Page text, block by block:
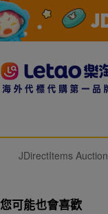
JDirectItems Auction
您可能也會喜歡